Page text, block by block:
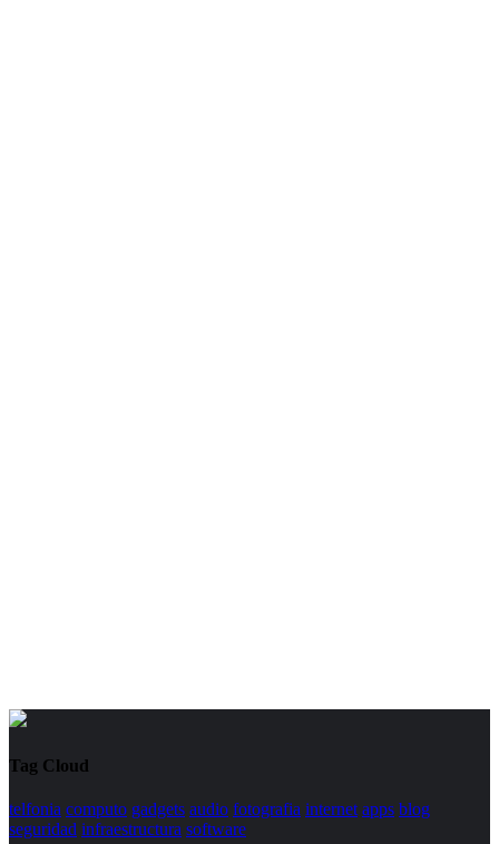
Tag Cloud
telfonia computo gadgets audio fotografia internet apps blog
seguridad infraestructura software